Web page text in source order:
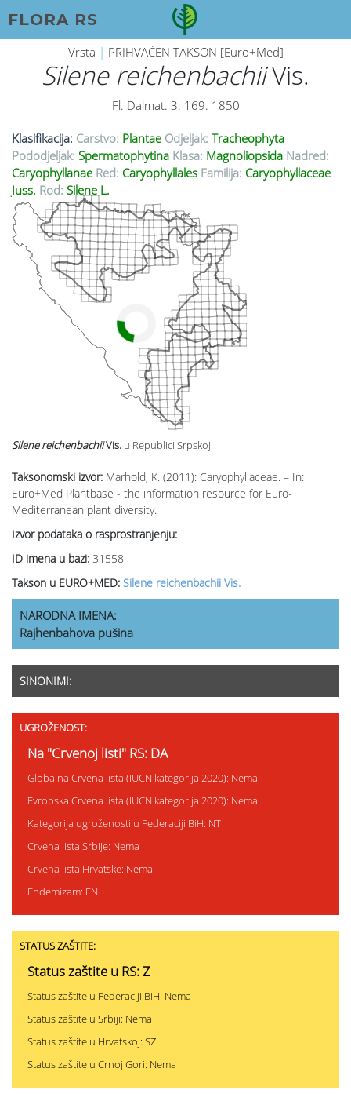
FLORA RS
Vrsta | PRIHVAĆEN TAKSON [Euro+Med]
Silene reichenbachiiVis.
Fl. Dalmat. 3: 169. 1850
Klasifikacija: Carstvo: Plantae Odjeljak: Tracheophyta
Pododjeljak: Spermatophytina Klasa: Magnoliopsida Nadred:
Caryophyllanae Red: Caryophyllales Familija: Caryophyllaceae
Juss. Rod: Silene L.
Taksonomski izvor: Marhold, K. (2011): Caryophyllaceae. – In:
Euro+Med Plantbase - the information resource for Euro-
Mediterranean plant diversity.
Izvor podataka o rasprostranjenju:
ID imena u bazi: 31558
Takson u EURO+MED: Silene reichenbachii Vis.
Silene reichenbachiiVis. u Republici Srpskoj
NARODNA IMENA:
Rajhenbahova pušina
SINONIMI:
UGROŽENOST:
Na "Crvenoj listi" RS: DA
Globalna Crvena lista (IUCN kategorija 2020): Nema
Evropska Crvena lista (IUCN kategorija 2020): Nema
Kategorija ugroženosti u Federaciji BiH: NT
Crvena lista Srbije: Nema
Crvena lista Hrvatske: Nema
Endemizam: EN
STATUS ZAŠTITE:
Status zaštite u RS: Z
Status zaštite u Federaciji BiH: Nema
Status zaštite u Srbiji: Nema
Status zaštite u Hrvatskoj: SZ
Status zaštite u Crnoj Gori: Nema